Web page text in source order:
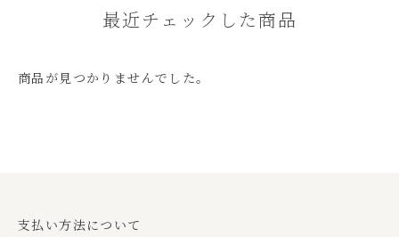
最近チェックした商品
商品が見つかりませんでした。
支払い方法について